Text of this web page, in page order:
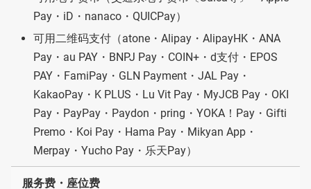
Pay・iD・nanaco・QUICPay）
可用二维码支付（atone・Alipay・AlipayHK・ANA
Pay・au PAY・BNPJ Pay・COIN+・d支付・EPOS
PAY・FamiPay・GLN Payment・JAL Pay・
KakaoPay・K PLUS・Lu Vit Pay・MyJCB Pay・OKI
Pay・PayPay・Paydon・pring・YOKA！Pay・Gifti
Premo・Koi Pay・Hama Pay・Mikyan App・
Merpay・Yucho Pay・乐天Pay）
服务费・座位费